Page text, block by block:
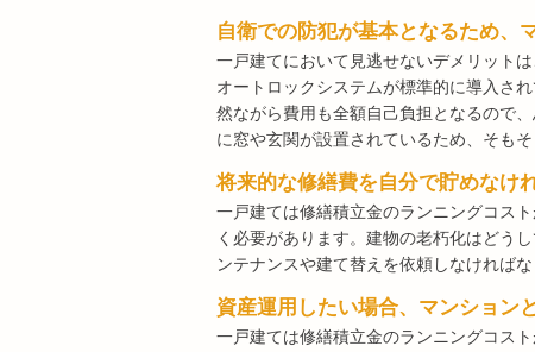
自衛での防犯が基本となるため、
一戸建てにおいて見逃せないデメリット
オートロックシステムが標準的に導入さ
然ながら費用も全額自己負担となるので
に窓や玄関が設置されているため、そも
将来的な修繕費を自分で貯めなけ
一戸建ては修繕積立金のランニングコス
く必要があります。建物の老朽化はどう
ンテナンスや建て替えを依頼しなければな
資産運用したい場合、マンション
一戸建ては修繕積立金のランニングコス